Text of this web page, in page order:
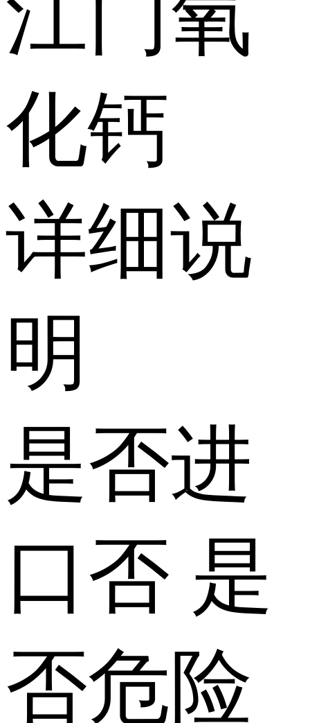
化钙
详细说
明
是否进
口否 是
否危险